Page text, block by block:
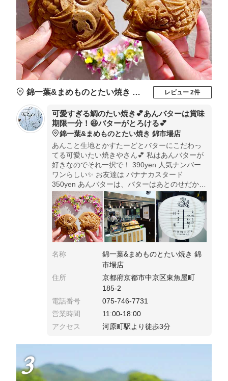
錦一葉&まめものとたい焼き 錦市場店 レビュー 2件
可愛すぎる鯛のたい焼き💕あんバターは賞味
期限一分！😆バターがとろける💕
錦一葉&まめものとたい焼き 錦市場店
あんこと生地とかすたーどとバターにこだわっ
てる可愛いたい焼きやさん💕 私はあんバターが
好きなのでそれ一択で！ 390yen 人気ナンバー
ワンらしい✨ お友達は バナナカスタード
350yen あんバターは、バターはあとのせだから
溶けてたれてくるの注意だよ💕生地まで美味し
すぎた💕
名称
錦一葉&まめものとたい焼き 錦
市場店
住所
京都府京都市中京区東魚屋町
185-2
電話番号
075-746-7731
営業時間
11:00-18:00
アクセス
河原町駅より徒歩3分
3